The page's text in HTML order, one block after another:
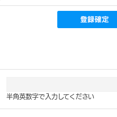
半角英数字で入力してください